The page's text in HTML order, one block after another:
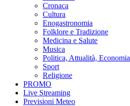
Cronaca
Cultura
Enogastronomia
Folklore e Tradizione
Medicina e Salute
Musica
Politica, Attualità, Economia
Sport
Religione
PROMO
Live Streaming
Previsioni Meteo